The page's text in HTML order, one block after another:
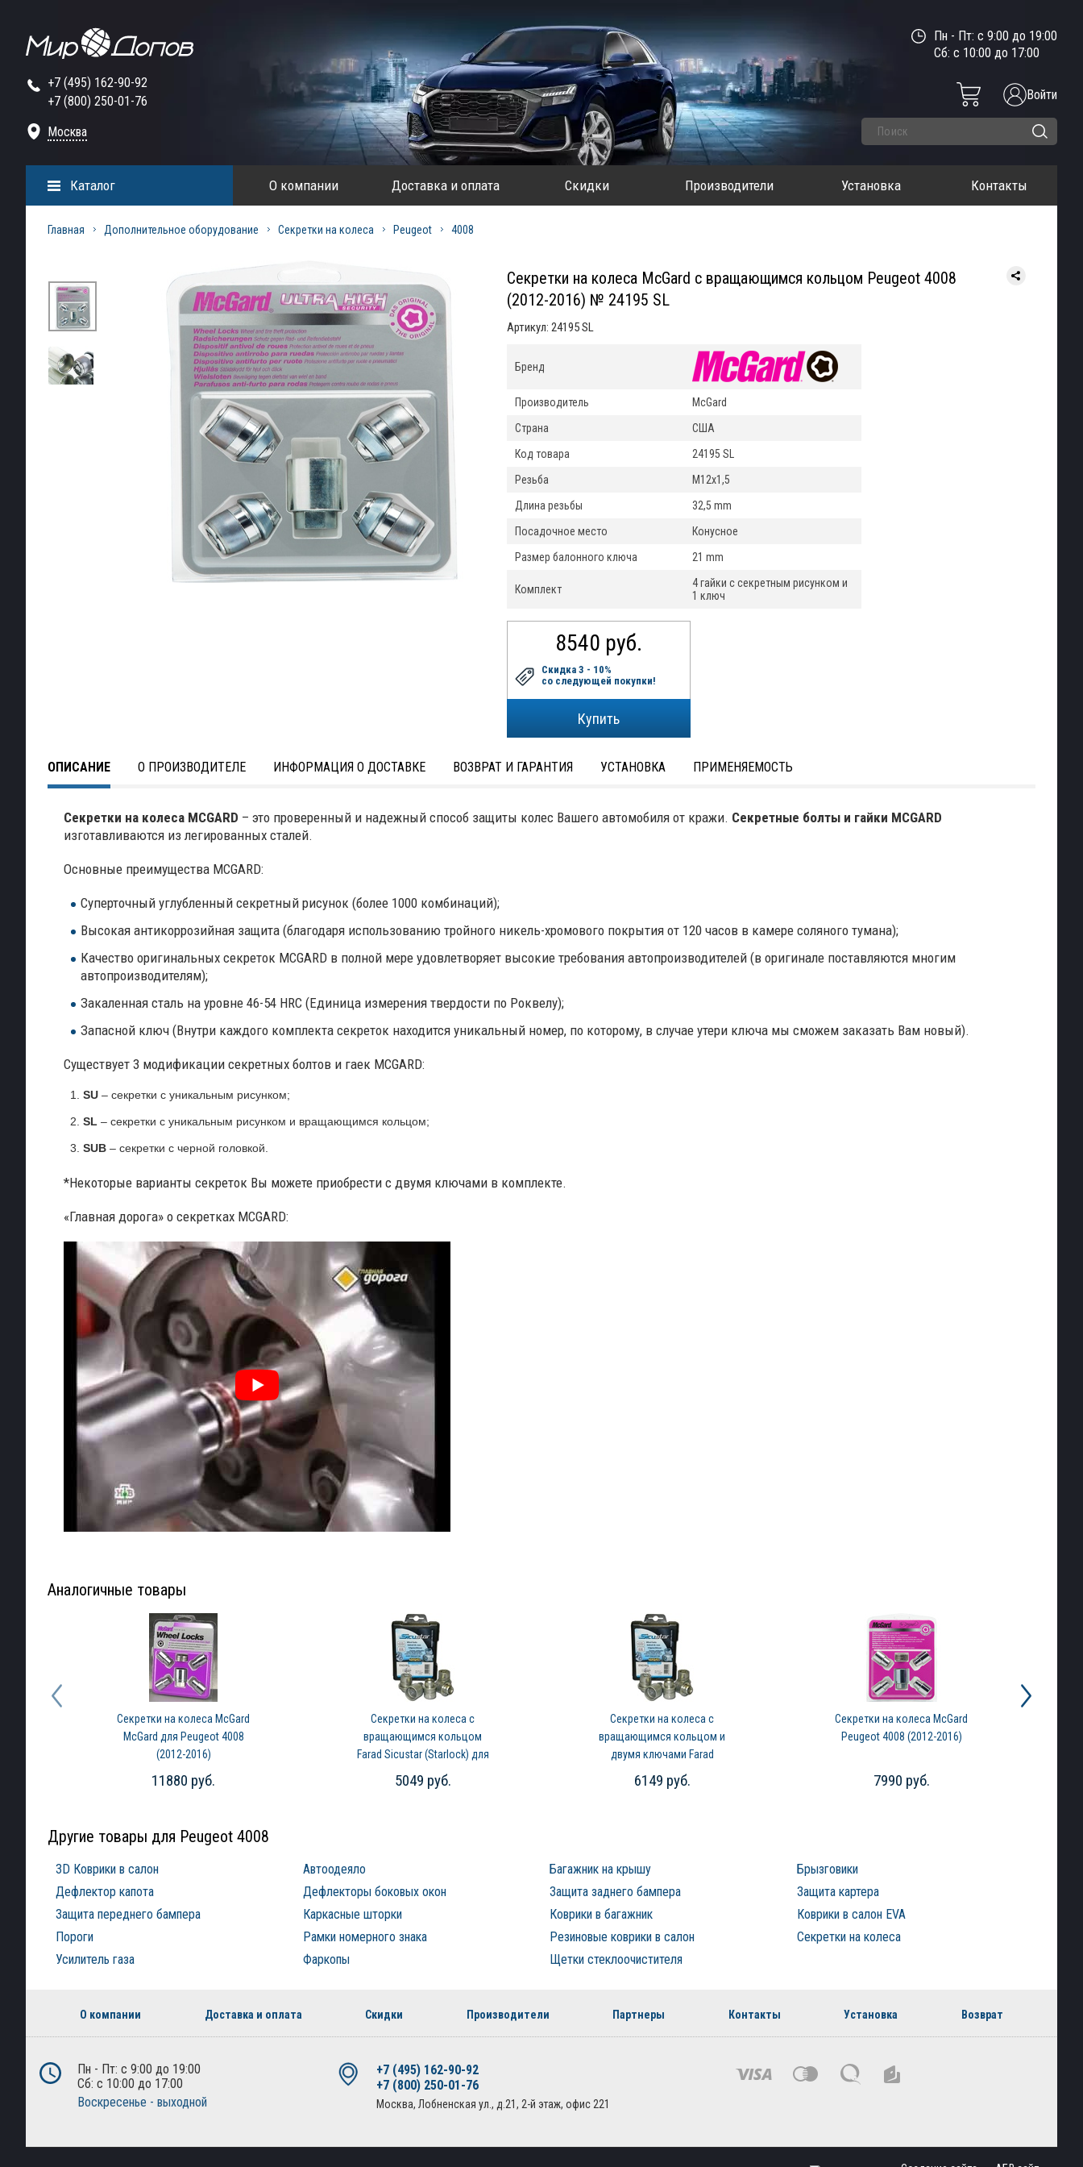
+7 (495) 162-90-92
+7 (800) 250-01-76
Москва
Пн - Пт: с 9:00 до 19:00
Сб: с 10:00 до 17:00
Войти
О компании Доставка и оплата Скидки Производители Установка Контакты
Каталог
Главная Дополнительное оборудование Секретки на колеса Peugeot 4008
Секретки на колеса McGard с вращающимся кольцом Peugeot 4008
(2012-2016) № 24195 SL
Артикул: 24195 SL
8540 руб.
Скидка 3 - 10%
со следующей покупки!
Бренд
Производитель
McGard
Страна
США
Код товара
24195 SL
Резьба
M12x1,5
Длина резьбы
32,5 mm
Посадочное место
Конусное
Размер балонного ключа
21 mm
Комплект
4 гайки с секретным рисунком и
1 ключ
ОПИСАНИЕ О ПРОИЗВОДИТЕЛЕ ИНФОРМАЦИЯ О ДОСТАВКЕ ВОЗВРАТ И ГАРАНТИЯ УСТАНОВКА ПРИМЕНЯЕМОСТЬ
Секретки на колеса MCGARD – это проверенный и надежный способ защиты колес Вашего автомобиля от кражи. Секретные болты и гайки MCGARD
изготавливаются из легированных сталей.
Основные преимущества MCGARD:
Суперточный углубленный секретный рисунок (более 1000 комбинаций);
Высокая антикоррозийная защита (благодаря использованию тройного никель-хромового покрытия от 120 часов в камере соляного тумана);
Качество оригинальных секреток MCGARD в полной мере удовлетворяет высокие требования автопроизводителей (в оригинале поставляются многим
автопроизводителям);
Закаленная сталь на уровне 46-54 HRC (Единица измерения твердости по Роквелу);
Запасной ключ (Внутри каждого комплекта секреток находится уникальный номер, по которому, в случае утери ключа мы сможем заказать Вам новый).
Существует 3 модификации секретных болтов и гаек MCGARD:
SU – секретки с уникальным рисунком;
SL – секретки с уникальным рисунком и вращающимся кольцом;
SUB – секретки с черной головкой.
*Некоторые варианты секреток Вы можете приобрести с двумя ключами в комплекте.
«Главная дорога» о секретках MCGARD:
Аналогичные товары
Секретки на колеса McGard
McGard для Peugeot 4008
(2012-2016)
11880 руб.
Секретки на колеса с
вращающимся кольцом
Farad Sicustar (Starlock) для
Peugeot 4008 (2012-2016)
5049 руб.
Секретки на колеса с
вращающимся кольцом и
двумя ключами Farad
Sicustar (Starlock) для
Peugeot 4008 (2012-2016)
6149 руб.
Секретки на колеса McGard
Peugeot 4008 (2012-2016)
7990 руб.
Другие товары для Peugeot 4008
3D Коврики в салон Автоодеяло Багажник на крышу
Брызговики
Дефлектор капота
Дефлекторы боковых окон Защита заднего бампера
Защита картера
Защита переднего бампера
Каркасные шторки Коврики в багажник
Коврики в салон EVA
Пороги
Рамки номерного знака Резиновые коврики в салон
Секретки на колеса
Усилитель газа
Фаркопы Щетки стеклоочистителя
О компании Доставка и оплата Скидки Производители Партнеры Контакты Установка Возврат
Пн - Пт: с 9:00 до 19:00
Сб: с 10:00 до 17:00
Воскресенье - выходной
+7 (495) 162-90-92
+7 (800) 250-01-76
Москва, Лобненская ул., д.21, 2-й этаж, офис 221